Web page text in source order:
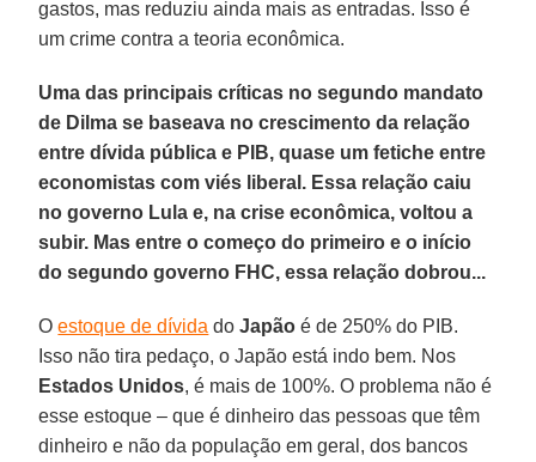
gastos, mas reduziu ainda mais as entradas. Isso é
um crime contra a teoria econômica.
Uma das principais críticas no segundo mandato
de Dilma se baseava no crescimento da relação
entre dívida pública e PIB, quase um fetiche entre
economistas com viés liberal. Essa relação caiu
no governo Lula e, na crise econômica, voltou a
subir. Mas entre o começo do primeiro e o início
do segundo governo FHC, essa relação dobrou...
Oestoque de dívida do Japão é de 250% do PIB.
Isso não tira pedaço, o Japão está indo bem. Nos
Estados Unidos, é mais de 100%. O problema não é
esse estoque – que é dinheiro das pessoas que têm
dinheiro e não da população em geral, dos bancos